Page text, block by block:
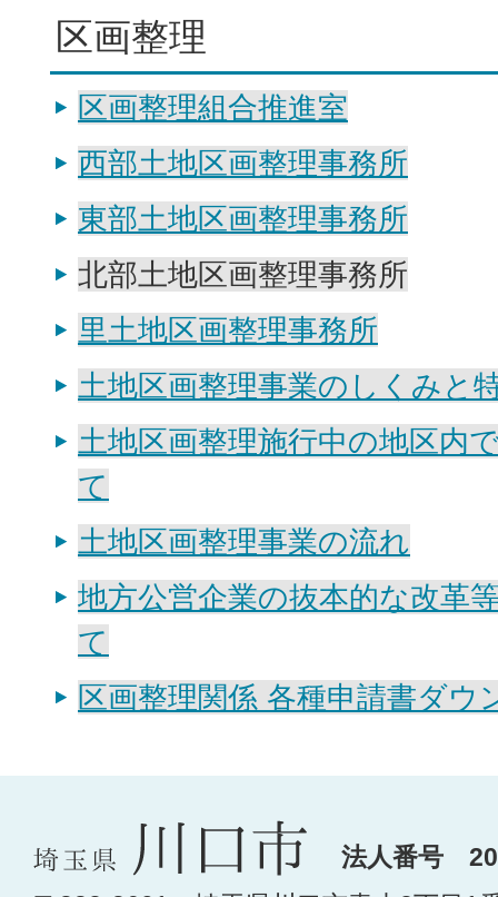
区画整理
区画整理組合推進室
西部土地区画整理事務所
東部土地区画整理事務所
北部土地区画整理事務所
里土地区画整理事務所
土地区画整理事業のしくみと
土地区画整理施行中の地区内
て
土地区画整理事業の流れ
地方公営企業の抜本的な改革
て
区画整理関係 各種申請書ダウ
法人番号